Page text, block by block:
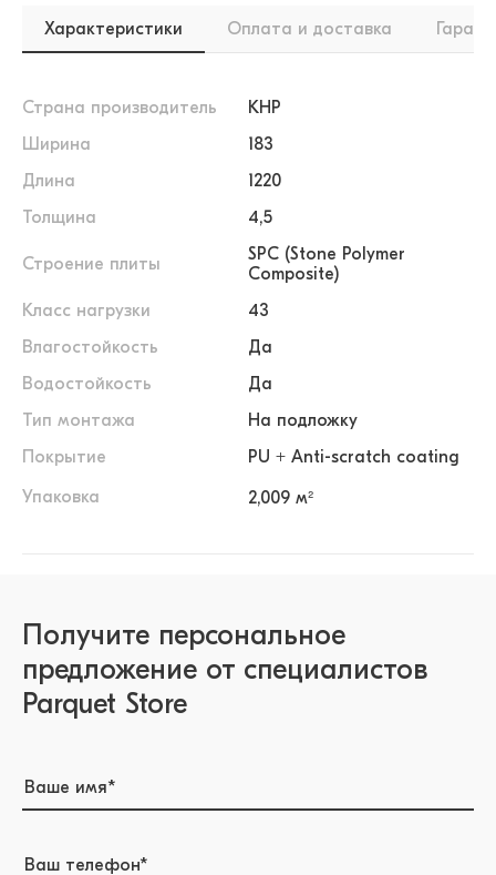
Характеристики Оплата и доставка
Страна производитель
КНР
Ширина
183
Длина
1220
Толщина
4,5
Строение плиты
SPC (Stone Polymer
Composite)
Класс нагрузки
43
Влагостойкость
Да
Водостойкость
Да
Тип монтажа
На подложку
Покрытие
PU + Anti-scratch coating
Упаковка
2,009 м²
Получите персональное
предложение от специалистов
Parquet Store